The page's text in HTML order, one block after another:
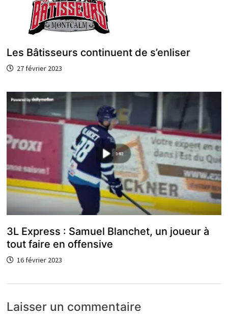
Les Bâtisseurs continuent de s’enliser
27 février 2023
3L Express : Samuel Blanchet, un joueur à
tout faire en offensive
16 février 2023
Laisser un commentaire